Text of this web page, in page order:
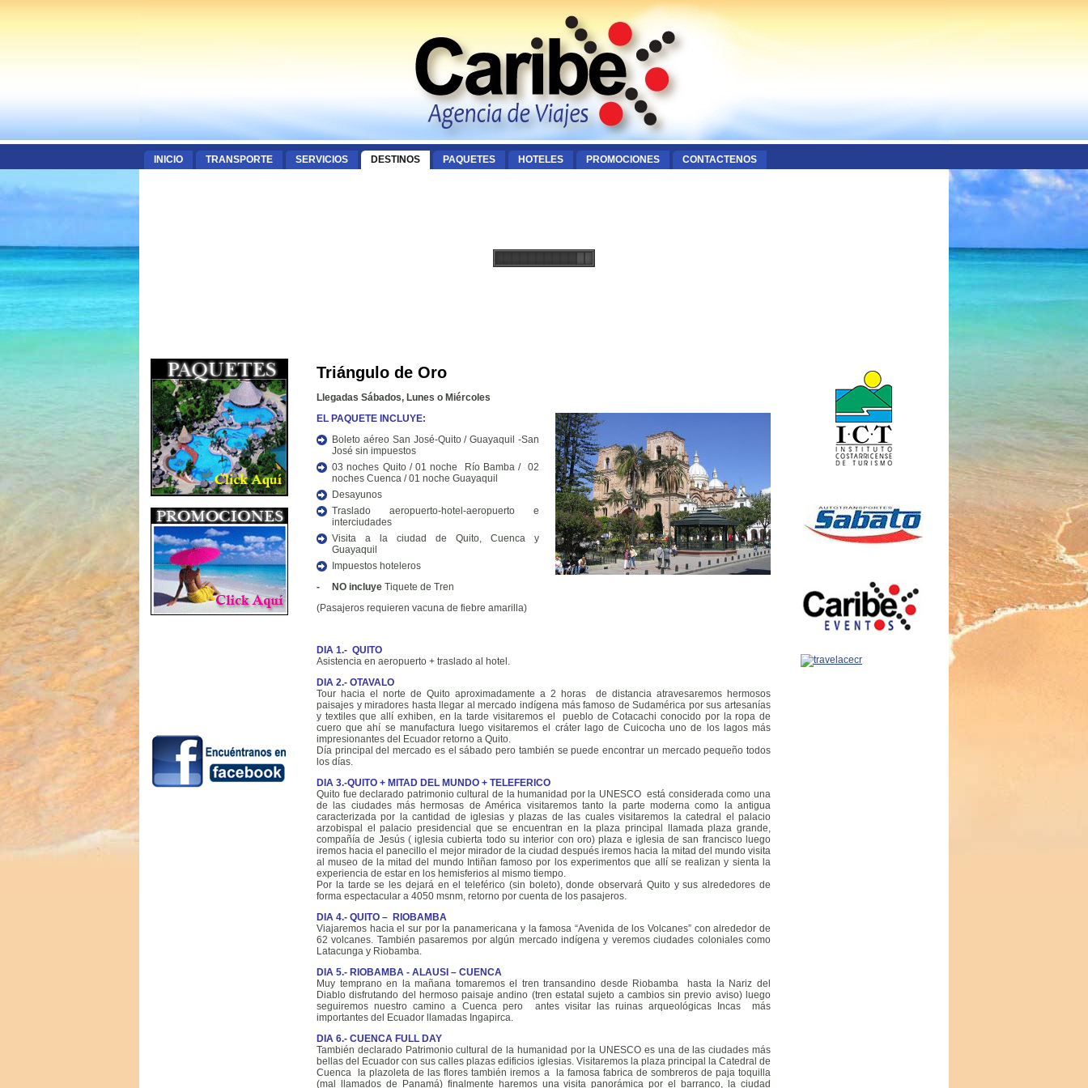
INICIO TRANSPORTE SERVICIOS DESTINOS PAQUETES HOTELES PROMOCIONES CONTACTENOS
Triángulo de Oro
Llegadas Sábados, Lunes o Miércoles
EL PAQUETE INCLUYE:
Boleto aéreo San José-Quito / Guayaquil -San
José sin impuestos
03 noches Quito / 01 noche Río Bamba / 02
noches Cuenca / 01 noche Guayaquil
Desayunos
Traslado aeropuerto-hotel-aeropuerto e
interciudades
Visita a la ciudad de Quito, Cuenca y
Guayaquil
Impuestos hoteleros
- NO incluye Tiquete de Tren
(Pasajeros requieren vacuna de fiebre amarilla)
DIA 1.- QUITO
Asistencia en aeropuerto + traslado al hotel.
DIA 2.- OTAVALO
Tour hacia el norte de Quito aproximadamente a 2 horas de distancia atravesaremos hermosos
paisajes y miradores hasta llegar al mercado indígena más famoso de Sudamérica por sus artesanías
y textiles que allí exhiben, en la tarde visitaremos el pueblo de Cotacachi conocido por la ropa de
cuero que ahí se manufactura luego visitaremos el cráter lago de Cuicocha uno de los lagos más
impresionantes del Ecuador retorno a Quito.
Día principal del mercado es el sábado pero también se puede encontrar un mercado pequeño todos
los días.
DIA 3.-QUITO + MITAD DEL MUNDO + TELEFERICO
Quito fue declarado patrimonio cultural de la humanidad por la UNESCO está considerada como una
de las ciudades más hermosas de América visitaremos tanto la parte moderna como la antigua
caracterizada por la cantidad de iglesias y plazas de las cuales visitaremos la catedral el palacio
arzobispal el palacio presidencial que se encuentran en la plaza principal llamada plaza grande,
compañía de Jesús ( iglesia cubierta todo su interior con oro) plaza e iglesia de san francisco luego
iremos hacia el panecillo el mejor mirador de la ciudad después iremos hacia la mitad del mundo visita
al museo de la mitad del mundo Intiñan famoso por los experimentos que allí se realizan y sienta la
experiencia de estar en los hemisferios al mismo tiempo.
Por la tarde se les dejará en el teleférico (sin boleto), donde observará Quito y sus alrededores de
forma espectacular a 4050 msnm, retorno por cuenta de los pasajeros.
DIA 4.- QUITO – RIOBAMBA
Viajaremos hacia el sur por la panamericana y la famosa “Avenida de los Volcanes” con alrededor de
62 volcanes. También pasaremos por algún mercado indígena y veremos ciudades coloniales como
Latacunga y Riobamba.
DIA 5.- RIOBAMBA - ALAUSI – CUENCA
Muy temprano en la mañana tomaremos el tren transandino desde Riobamba hasta la Nariz del
Diablo disfrutando del hermoso paisaje andino (tren estatal sujeto a cambios sin previo aviso) luego
seguiremos nuestro camino a Cuenca pero antes visitar las ruinas arqueológicas Incas más
importantes del Ecuador llamadas Ingapirca.
DIA 6.- CUENCA FULL DAY
También declarado Patrimonio cultural de la humanidad por la UNESCO es una de las ciudades más
bellas del Ecuador con sus calles plazas edificios iglesias. Visitaremos la plaza principal la Catedral de
Cuenca la plazoleta de las flores también iremos a la famosa fabrica de sombreros de paja toquilla
(mal llamados de Panamá) finalmente haremos una visita panorámica por el barranco, la ciudad